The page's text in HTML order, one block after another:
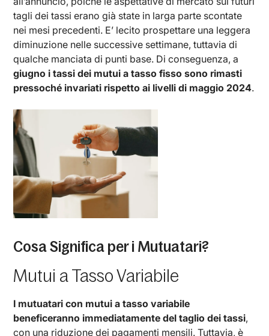
tagli dei tassi erano già state in larga parte scontate
nei mesi precedenti. E’ lecito prospettare una leggera
diminuzione nelle successive settimane, tuttavia di
qualche manciata di punti base. Di conseguenza, a
giugno i tassi dei mutui a tasso fisso sono rimasti
pressoché invariati rispetto ai livelli di maggio 2024.
Cosa Significa per i Mutuatari?
Mutui a Tasso Variabile
I mutuatari con mutui a tasso variabile
beneficeranno immediatamente del taglio dei tassi,
con una riduzione dei pagamenti mensili. Tuttavia, è